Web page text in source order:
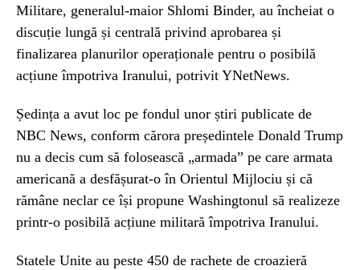
Militare, generalul-maior Shlomi Binder, au încheiat o
discuție lungă și centrală privind aprobarea și
finalizarea planurilor operaționale pentru o posibilă
acțiune împotriva Iranului, potrivit YNetNews.
Ședința a avut loc pe fondul unor știri publicate de
NBC News, conform cărora președintele Donald Trump
nu a decis cum să folosească „armada” pe care armata
americană a desfășurat-o în Orientul Mijlociu și că
rămâne neclar ce își propune Washingtonul să realizeze
printr-o posibilă acțiune militară împotriva Iranului.
Statele Unite au peste 450 de rachete de croazieră